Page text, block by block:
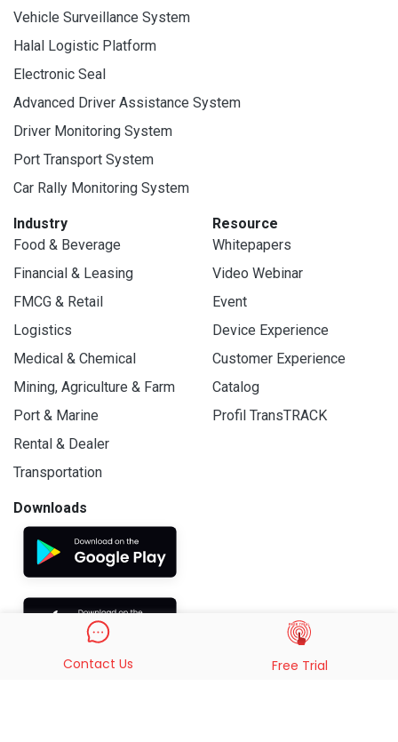
Vehicle Surveillance System
Halal Logistic Platform
Electronic Seal
Advanced Driver Assistance System
Driver Monitoring System
Port Transport System
Car Rally Monitoring System
Industry
Food & Beverage
Financial & Leasing
FMCG & Retail
Logistics
Medical & Chemical
Mining, Agriculture & Farm
Port & Marine
Rental & Dealer
Transportation
Resource
Whitepapers
Video Webinar
Event
Device Experience
Customer Experience
Catalog
Profil TransTRACK
Downloads
Contact Us Free Trial